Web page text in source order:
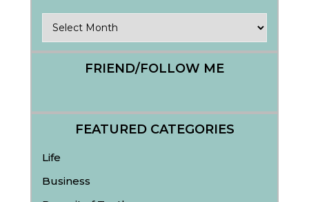
FRIEND/FOLLOW ME
FEATURED CATEGORIES
Life
Business